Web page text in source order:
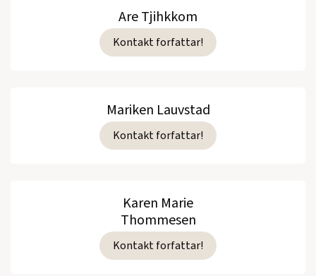
Are Tjihkkom
Kontakt forfattar!
Mariken Lauvstad
Kontakt forfattar!
Karen Marie
Thommesen
Kontakt forfattar!